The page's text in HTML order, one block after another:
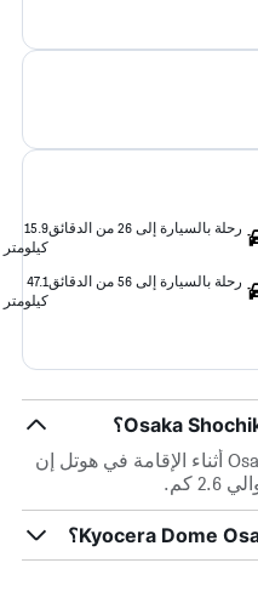
رحلة بالسيارة إلى 26 من الدقائق
15.9
كيلومتر
رحلة بالسيارة إلى 56 من الدقائق
47.1
كيلومتر
يمكنك المشي إلى Osaka Shochikuza أثناء الإقامة في هوتل إن
كم.